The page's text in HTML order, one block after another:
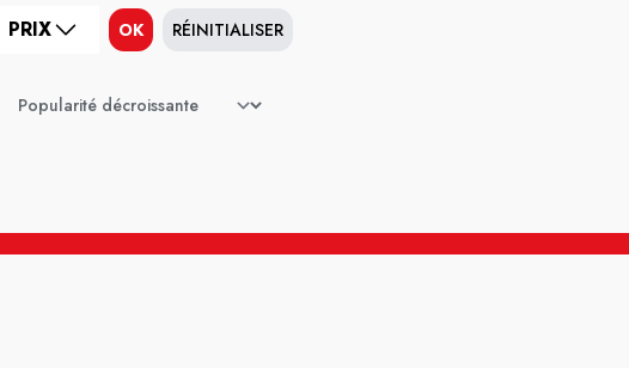
PRIX OK RÉINITIALISER